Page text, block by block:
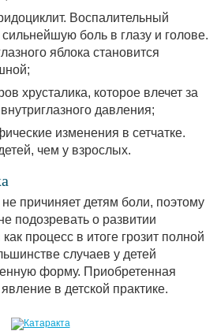
Воспалительный
боль в глазу и голове.
яблока становится
хрусталика, которое влечет за
давления;
изменения в сетчатке.
чем у взрослых.
причиняет детям боли, поэтому
подозревать о развитии
процесс в итоге грозит полной
случаев у детей
форму. Приобретенная
в детской практике.